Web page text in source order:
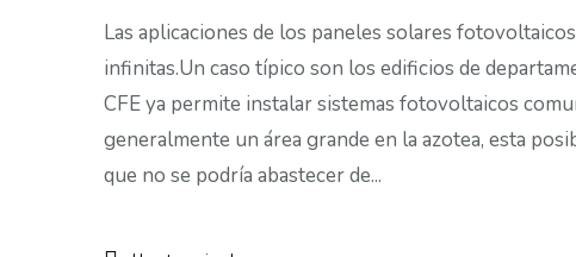
Las aplicaciones de los paneles solares
infinitas.Un caso típico son los edificios de
CFE ya permite instalar sistemas fotovoltaicos
generalmente un área grande en la azotea, esta
que no se podría abastecer de...